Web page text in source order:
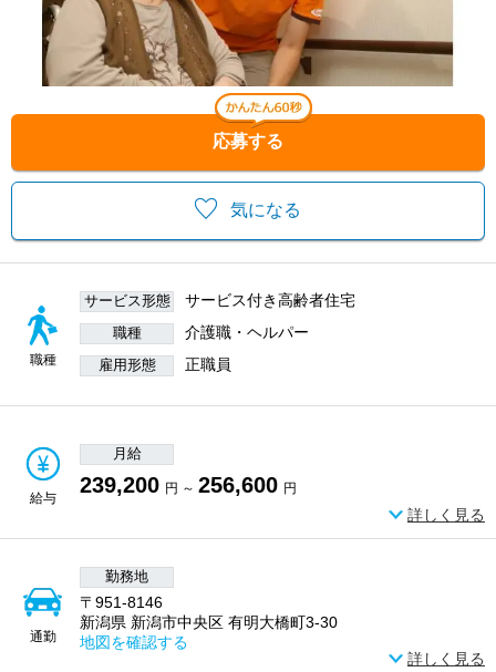
気になる
応募する
職種
サービス形態 サービス付き高齢者住宅
職種 介護職・ヘルパー
雇用形態 正職員
給与
月給
239,200 円 ～ 256,600 円
詳しく見る
通勤
勤務地
〒951-8146
新潟県 新潟市中央区 有明大橋町3-30
地図を確認する
詳しく見る